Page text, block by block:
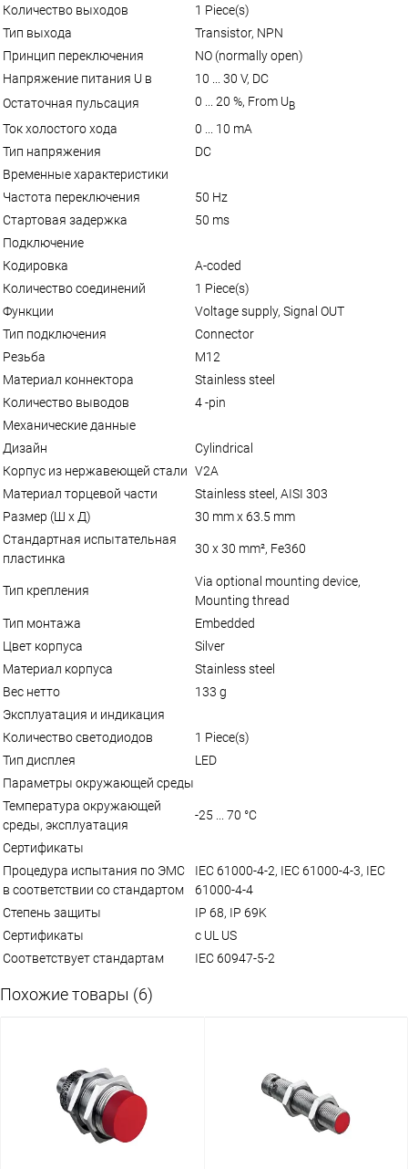
Количество выходов
1 Piece(s)
Тип выхода
Transistor, NPN
Принцип переключения
NO (normally open)
Напряжение питания U в
10 ... 30 V, DC
Остаточная пульсация
0 ... 20 %, From UB
Ток холостого хода
0 ... 10 mA
Тип напряжения
DC
Временные характеристики
Частота переключения
50 Hz
Стартовая задержка
50 ms
Подключение
Кодировка
A-coded
Количество соединений
1 Piece(s)
Функции
Voltage supply, Signal OUT
Тип подключения
Connector
Резьба
M12
Материал коннектора
Stainless steel
Количество выводов
4 -pin
Механические данные
Дизайн
Cylindrical
Корпус из нержавеющей стали V2A
Материал торцевой части
Stainless steel, AISI 303
Размер (Ш x Д)
30 mm x 63.5 mm
Стандартная испытательная
пластинка
30 x 30 mm², Fe360
Тип крепления
Via optional mounting device,
Mounting thread
Тип монтажа
Embedded
Цвет корпуса
Silver
Материал корпуса
Stainless steel
Вес нетто
133 g
Эксплуатация и индикация
Количество светодиодов
1 Piece(s)
Тип дисплея
LED
Параметры окружающей среды
Температура окружающей
среды, эксплуатация
-25 ... 70 °C
Сертификаты
Процедура испытания по ЭМС
в соответствии со стандартом
IEC 61000-4-2, IEC 61000-4-3, IEC
61000-4-4
Степень защиты
IP 68, IP 69K
Сертификаты
c UL US
Соответствует стандартам
IEC 60947-5-2
Похожие товары (6)